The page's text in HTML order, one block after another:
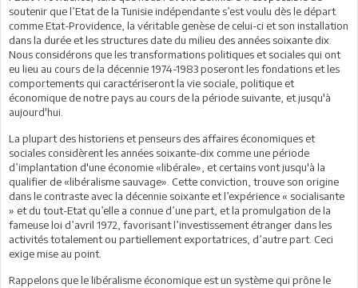
soutenir que l’Etat de la Tunisie indépendante s’est voulu dès le départ
comme Etat-Providence, la véritable genèse de celui-ci et son installation
dans la durée et les structures date du milieu des années soixante dix.
Nous considérons que les transformations politiques et sociales qui ont
eu lieu au cours de la décennie 1974-1983 poseront les fondations et les
comportements qui caractériseront la vie sociale, politique et
économique de notre pays au cours de la période suivante, et jusqu'à
aujourd'hui.
La plupart des historiens et penseurs des affaires économiques et
sociales considèrent les années soixante-dix comme une période
d’implantation d'une économie «libérale», et certains vont jusqu'à la
qualifier de «libéralisme sauvage». Cette conviction, trouve son origine
dans le contraste avec la décennie soixante et l’expérience « socialisante
» et du tout-Etat qu’elle a connue d’une part, et la promulgation de la
fameuse loi d’avril 1972, favorisant l’investissement étranger dans les
activités totalement ou partiellement exportatrices, d’autre part. Ceci
exige mise au point.
Rappelons que le libéralisme économique est un système qui prône le